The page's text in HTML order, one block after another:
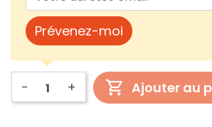
Prévenez-moi
- + Ajouter au